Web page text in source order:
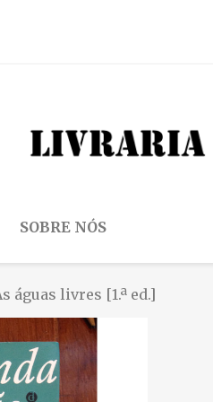
SOBRE NÓS
águas livres [1.ª ed.]